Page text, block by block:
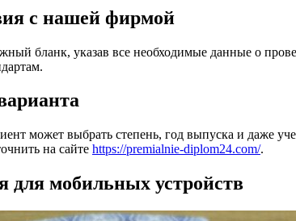
с нашей фирмой
бланк, указав все необходимые данные о
может выбрать степень, год выпуска и даже
на сайте https://premialnie-diplom24.com/.
для мобильных устройств